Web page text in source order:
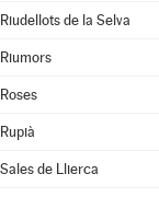
Riudellots de la Selva
Riumors
Roses
Rupià
Sales de Llierca